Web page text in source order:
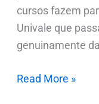
cursos fazem
Univale que
genuinamente da
Read More »